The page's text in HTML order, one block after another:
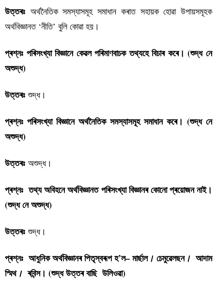
উত্তৰঃ অৰ্থনৈতিক সমস্যাসমূহ সমাধান কৰাত সহায়ক হোৱা উপায়সমূহক
অৰ্থবিজ্ঞানত ‘নীতি’ বুলি কোৱা হয়।
প্ৰশ্নঃ পৰিসংখ্যা বিজ্ঞানে কেৱল পৰিমাণবাচক তথ্যহে বিচাৰ কৰে। (শুদ্ধ নে
অশুদ্ধ)
উত্তৰঃ শুদ্ধ।
প্ৰশ্নঃ পৰিসংখ্যা বিজ্ঞানে অৰ্থনৈতিক সমস্যাসমূহ সমাধান কৰে। (শুদ্ধ নে
অশুদ্ধ)
উত্তৰঃ অশুদ্ধ।
প্ৰশ্নঃ তথ্য অবিহনে অৰ্থবিজ্ঞানত পৰিসংখ্যা বিজ্ঞানৰ কোনো প্ৰয়োজন নাই।
(শুদ্ধ নে অশুদ্ধ)
উত্তৰঃ শুদ্ধ।
প্ৰশ্নঃ আধুনিক অৰ্থবিজ্ঞানৰ পিতৃস্বৰূপ হ’ল– মাৰ্ছাল। চেমুৱেলছন। আদাম
স্মিথ। ৰবিন্স। (শুদ্ধ উত্তৰ বাছি উলিওৱা)